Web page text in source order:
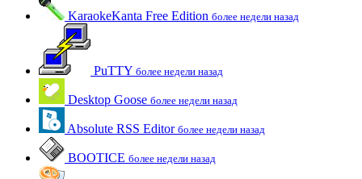
KaraokeKanta Free Edition более недели назад
PuTTY более недели назад
Desktop Goose более недели назад
Absolute RSS Editor более недели назад
BOOTICE более недели назад